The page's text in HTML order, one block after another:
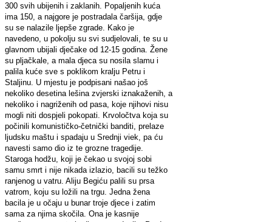
300 svih ubijenih i zaklanih. Popaljenih kuća
ima 150, a najgore je postradala čaršija, gdje
su se nalazile ljepše zgrade. Kako je
navedeno, u pokolju su svi sudjelovali, te su u
glavnom ubijali dječake od 12-15 godina. Žene
su pljačkale, a mala djeca su nosila slamu i
palila kuće sve s poklikom kralju Petru i
Staljinu. U mjestu je podpisani našao još
nekoliko desetina lešina zvjerski iznakaženih, a
nekoliko i nagriženih od pasa, koje njihovi nisu
mogli niti dospjeli pokopati. Krvoločtva koja su
počinili komunističko-četnički banditi, prelaze
ljudsku maštu i spadaju u Srednji viek, pa ću
navesti samo dio iz te grozne tragedije.
Staroga hodžu, koji je čekao u svojoj sobi
samu smrt i nije nikada izlazio, bacili su težko
ranjenog u vatru. Aliju Begiću palili su prsa
vatrom, koju su ložili na trgu. Jedna žena
bacila je u očaju u bunar troje djece i zatim
sama za njima skočila. Ona je kasnije